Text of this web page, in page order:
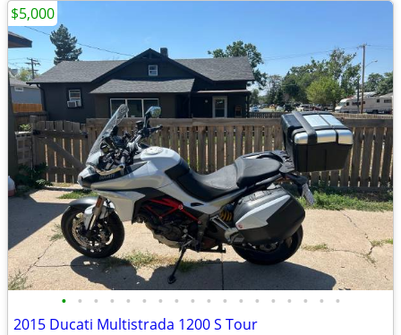
• • • • • • • • • • • • • • • • • •
2015 Ducati Multistrada 1200 S Tour
$5,000